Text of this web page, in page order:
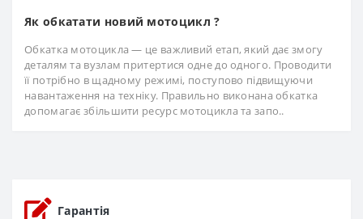
Як обкатати новий мотоцикл ?
Обкатка мотоцикла — це важливий етап, який дає змогу
деталям та вузлам притертися одне до одного. Проводити
її потрібно в щадному режимі, поступово підвищуючи
навантаження на техніку. Правильно виконана обкатка
допомагає збільшити ресурс мотоцикла та запо..
Гарантія